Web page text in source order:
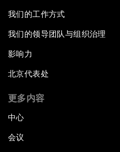
我们的工作方式
我们的领导团队与组织治理
影响力
北京代表处
更多内容
中心
会议